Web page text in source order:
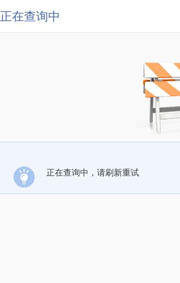
正在查询中
正在查询中，请刷新重试